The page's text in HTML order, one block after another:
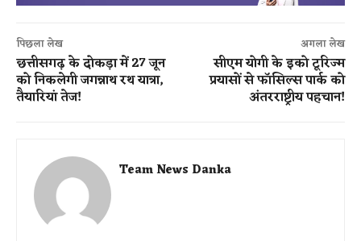
पिछला लेख
छत्तीसगढ़ के दोकड़ा में 27 जून
को निकलेगी जगन्नाथ रथ यात्रा,
तैयारियां तेज!
अगला लेख
सीएम योगी के इको टूरिज्म
प्रयासों से फॉसिल्स पार्क को
अंतरराष्ट्रीय पहचान!
Team News Danka